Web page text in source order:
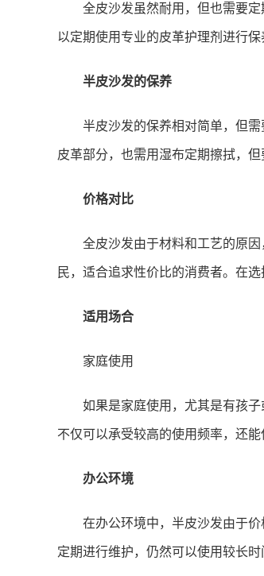
全皮沙发虽然耐用，但也需要
以定期使用专业的皮革护理剂进行
半皮沙发的保养
半皮沙发的保养相对简单，但
皮革部分，也需用湿布定期擦拭，
价格对比
全皮沙发由于材料和工艺的原
民，适合追求性价比的消费者。在
适用场合
家庭使用
如果是家庭使用，尤其是有孩
不仅可以承受较高的使用频率，还能
办公环境
在办公环境中，半皮沙发由于
定期进行维护，仍然可以使用较长时